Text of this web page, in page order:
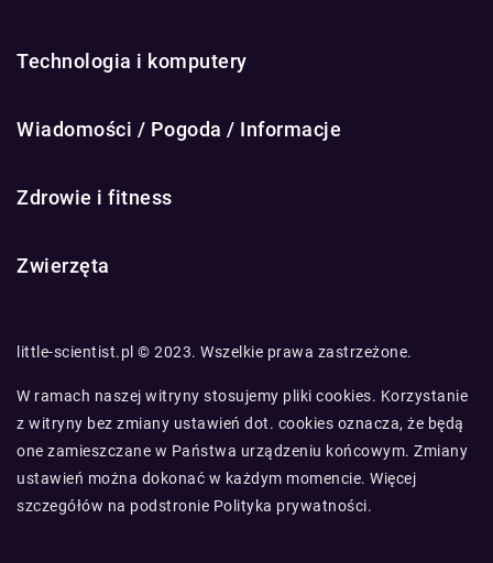
Technologia i komputery
Wiadomości / Pogoda / Informacje
Zdrowie i fitness
Zwierzęta
little-scientist.pl © 2023. Wszelkie prawa zastrzeżone.
W ramach naszej witryny stosujemy pliki cookies. Korzystanie
z witryny bez zmiany ustawień dot. cookies oznacza, że będą
one zamieszczane w Państwa urządzeniu końcowym. Zmiany
ustawień można dokonać w każdym momencie. Więcej
szczegółów na podstronie Polityka prywatności.